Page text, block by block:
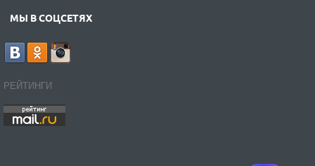
МЫ В СОЦСЕТЯХ
РЕЙТИНГИ